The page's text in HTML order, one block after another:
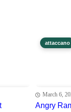
attaccano
March 6,
Angry